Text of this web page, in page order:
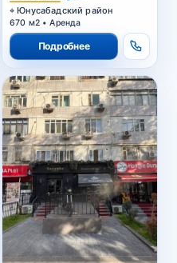
Юнусабадский район
670 м2 • Аренда
Подробнее